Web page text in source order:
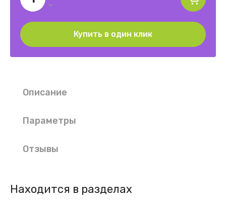
Купить в один клик
Описание
Параметры
Отзывы
Находится в разделах